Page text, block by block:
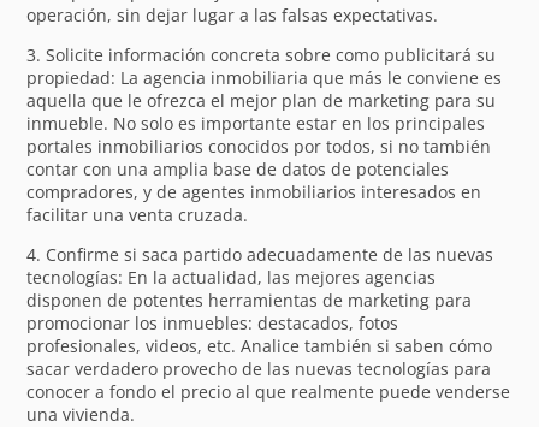
operación, sin dejar lugar a las falsas expectativas.
3. Solicite información concreta sobre como publicitará su
propiedad: La agencia inmobiliaria que más le conviene es
aquella que le ofrezca el mejor plan de marketing para su
inmueble. No solo es importante estar en los principales
portales inmobiliarios conocidos por todos, si no también
contar con una amplia base de datos de potenciales
compradores, y de agentes inmobiliarios interesados en
facilitar una venta cruzada.
4. Confirme si saca partido adecuadamente de las nuevas
tecnologías: En la actualidad, las mejores agencias
disponen de potentes herramientas de marketing para
promocionar los inmuebles: destacados, fotos
profesionales, videos, etc. Analice también si saben cómo
sacar verdadero provecho de las nuevas tecnologías para
conocer a fondo el precio al que realmente puede venderse
una vivienda.